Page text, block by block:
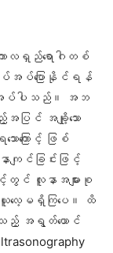
ာလရှည်ရောဂါတစ်
ပ်အပ်ပြောနိုင်ရန်
လိုအပ်ပါသည်။ အဘ
အပြင် အချို့သော
ကြောင့် ဖြစ်
ျင်ခြင်းဖြင့်
င် လူနာအများစု
ေ့မရှိကြပေ။ ထိ
သည့် အရွတ်ယောင်